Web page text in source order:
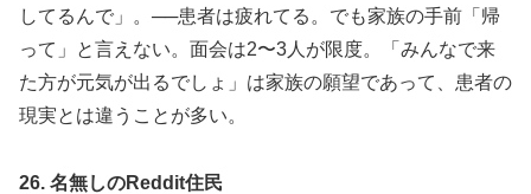
してるんで」。──患者は疲れてる。でも家族の手前「帰
って」と言えない。面会は2〜3人が限度。「みんなで来
た方が元気が出るでしょ」は家族の願望であって、患者の
現実とは違うことが多い。
26. 名無しのReddit住民